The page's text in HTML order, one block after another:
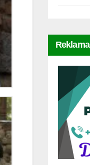
Reklama